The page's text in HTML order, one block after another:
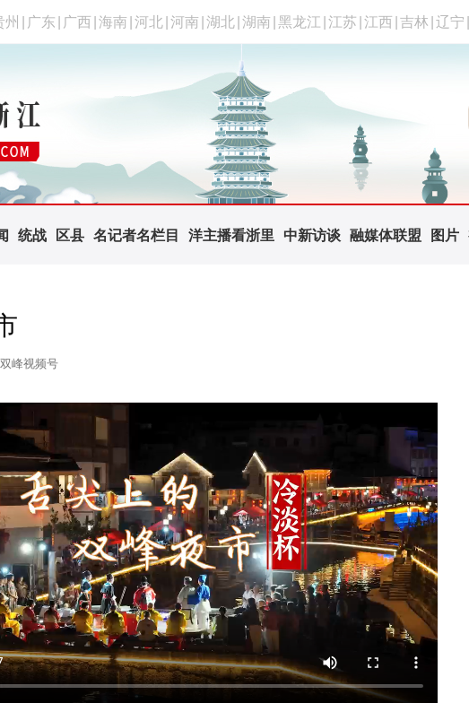
州 广东 广西 海南 河北 河南 湖北 湖南 黑龙江 江苏 江西 吉林 辽宁
统战 区县 名记者名栏目 洋主播看浙里 中新访谈 融媒体联盟 图片
峰视频号